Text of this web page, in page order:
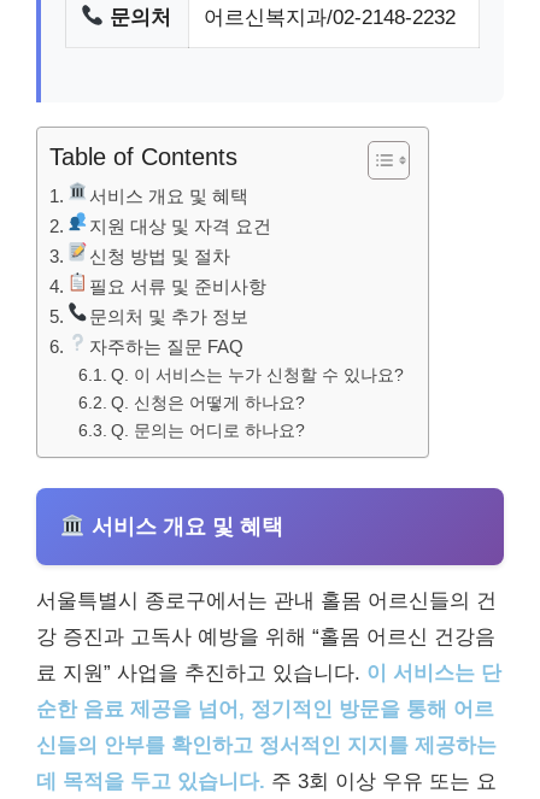
문의처 어르신복지과/02-2148-2232
Table of Contents
서비스 개요 및 혜택
지원 대상 및 자격 요건
신청 방법 및 절차
필요 서류 및 준비사항
문의처 및 추가 정보
자주하는 질문 FAQ
Q. 이 서비스는 누가 신청할 수 있나요?
Q. 신청은 어떻게 하나요?
Q. 문의는 어디로 하나요?
서비스 개요 및 혜택
서울특별시 종로구에서는 관내 홀몸 어르신들의 건
강 증진과 고독사 예방을 위해 “홀몸 어르신 건강음
료 지원” 사업을 추진하고 있습니다. 이 서비스는 단
순한 음료 제공을 넘어, 정기적인 방문을 통해 어르
신들의 안부를 확인하고 정서적인 지지를 제공하는
데 목적을 두고 있습니다. 주 3회 이상 우유 또는 요